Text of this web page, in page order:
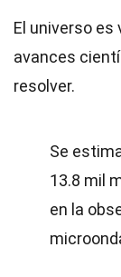
El universo
avances
resolver.
Se
13.8 mil
en la